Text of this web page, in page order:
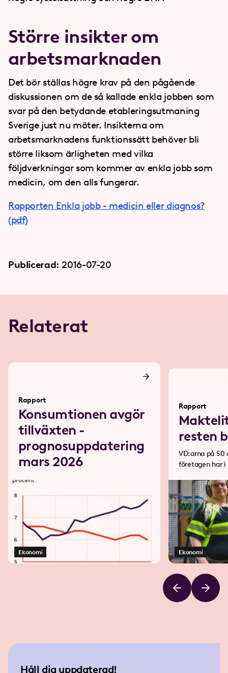
Större insikter om
arbetsmarknaden
Det bör ställas högre krav på den pågående
diskussionen om de så kallade enkla jobben som
svar på den betydande etableringsutmaning
Sverige just nu möter. Insikterna om
arbetsmarknadens funktionssätt behöver bli
större liksom ärligheten med vilka
följdverkningar som kommer av enkla jobb som
medicin, om den alls fungerar.
Rapporten Enkla jobb - medicin eller diagnos?
(pdf)
Publicerad: 2016-07-20
Relaterat
Rapport
Konsumtionen avgör
tillväxten -
prognosuppdatering
mars 2026
Ekonomi
Rapport
resten
VD:arna på 50
företagen har
Ekonomi
Håll dig uppdaterad!